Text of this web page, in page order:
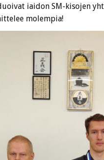
iaidon SM-kisojen
molempia!